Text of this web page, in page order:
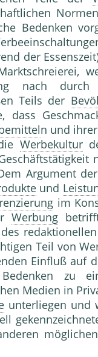
Bedenken
der
nach
Teils der
dass
n und
Werbekultur
Argument
und
im
Werbung
Teil von
Einfluß auf
zu
Medien in
unterliegen und